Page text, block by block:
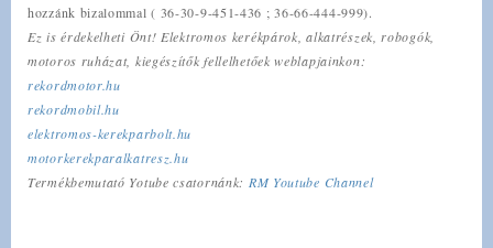
hozzánk bizalommal ( 36-30-9-451-436 ; 36-66-444-999).
Ez is érdekelheti Önt! Elektromos kerékpárok, alkatrészek, robogók,
motoros ruházat, kiegészítők fellelhetőek weblapjainkon:
rekordmotor.hu
rekordmobil.hu
elektromos-kerekparbolt.hu
motorkerekparalkatresz.hu
Termékbemutató Yotube csatornánk: RM Youtube Channel